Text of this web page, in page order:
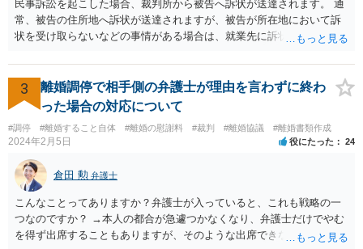
民事訴訟を起こした場合、裁判所から被告へ訴状が送達されます。 通
常、被告の住所地へ訴状が送達されますが、被告が所在地において訴
状を受け取らないなどの事情がある場合は、就業先に訴状が送達され
題となっているケースや、目撃者として就業先の従業員がおり、目撃
者に証言してもらうことが必要になるケースなどでは、裁判の追行
上、就業先に協力を仰がなければならない場合や、就業先の従業員に
協力を仰がなければならない場合があります。 また、仮に訴訟におい
ていくらかの賠償が認められたとして、被告がこれを任意に支払わな
い場合は、強制執行を申し立てることで債権の回収を図ることができ
ます。 例えば、被告の給料を差し押さえる場合には、裁判所から被告
の就業先に文書が送付されますので、訴訟が起こったことを事後的に
就業先が覚知することになります。 警察への被害届の提出というの
は、必須ではありません。 ただ、当然ながら強制わいせつを行ったこ
との証拠がなければ、民事訴訟で勝訴することはできません。
3
離婚調停で相手側の弁護士が理由を言わずに終わ
った場合の対応について
#調停 #離婚すること自体 #離婚の慰謝料 #裁判 #離婚協議 #離婚書類作成
2024年2月5日 役にたった 24
倉田 勲 弁護士
こんなことってありますか？弁護士が入っていると、これも戦略の一
つなのですか？ →本人の都合が急遽つかなくなり、弁護士だけでやむ
を得ず出席することもありますが、そのような出席できない理由がな